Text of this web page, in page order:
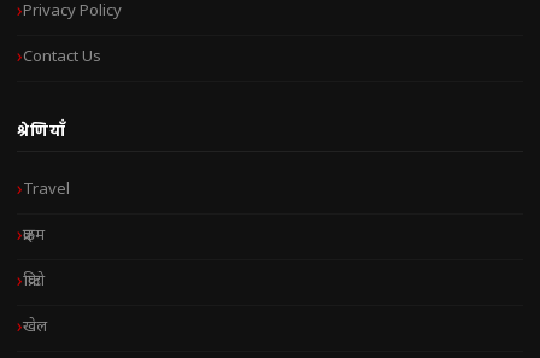
Privacy Policy
Contact Us
श्रेणियाँ
Travel
क्राइम
क्रिप्टो
खेल